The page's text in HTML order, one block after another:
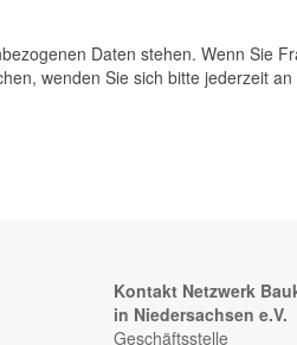
Daten stehen. Wenn Sie
wenden Sie sich bitte jederzeit an
Kontakt Netzwerk
in Niedersachsen e.V.
Geschäftsstelle